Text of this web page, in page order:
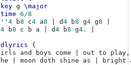
g \major
6/8
4 b8 c4 a8 d4 b8 g4 g8
4 b8 c b a d4 b8 g4.
{
and boys come out to play,
moon doth shine as bright